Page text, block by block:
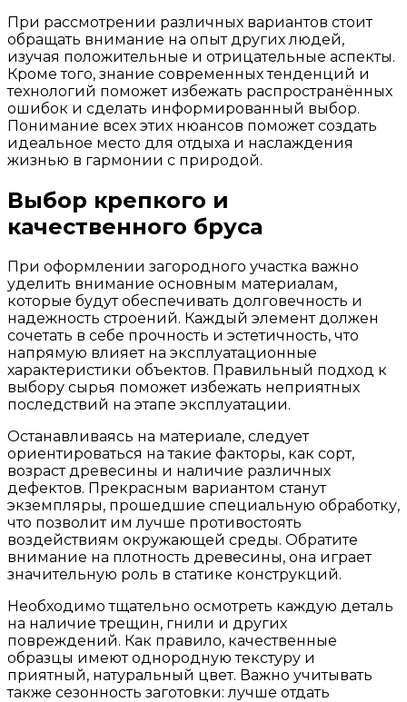
При рассмотрении различных вариантов стоит
обращать внимание на опыт других людей,
изучая положительные и отрицательные аспекты.
Кроме того, знание современных тенденций и
технологий поможет избежать распространённых
ошибок и сделать информированный выбор.
Понимание всех этих нюансов поможет создать
идеальное место для отдыха и наслаждения
жизнью в гармонии с природой.
Выбор крепкого и
качественного бруса
При оформлении загородного участка важно
уделить внимание основным материалам,
которые будут обеспечивать долговечность и
надежность строений. Каждый элемент должен
сочетать в себе прочность и эстетичность, что
напрямую влияет на эксплуатационные
характеристики объектов. Правильный подход к
выбору сырья поможет избежать неприятных
последствий на этапе эксплуатации.
Останавливаясь на материале, следует
ориентироваться на такие факторы, как сорт,
возраст древесины и наличие различных
дефектов. Прекрасным вариантом станут
экземпляры, прошедшие специальную обработку,
что позволит им лучше противостоять
воздействиям окружающей среды. Обратите
внимание на плотность древесины, она играет
значительную роль в статике конструкций.
Необходимо тщательно осмотреть каждую деталь
на наличие трещин, гнили и других
повреждений. Как правило, качественные
образцы имеют однородную текстуру и
приятный, натуральный цвет. Важно учитывать
также сезонность заготовки: лучше отдать